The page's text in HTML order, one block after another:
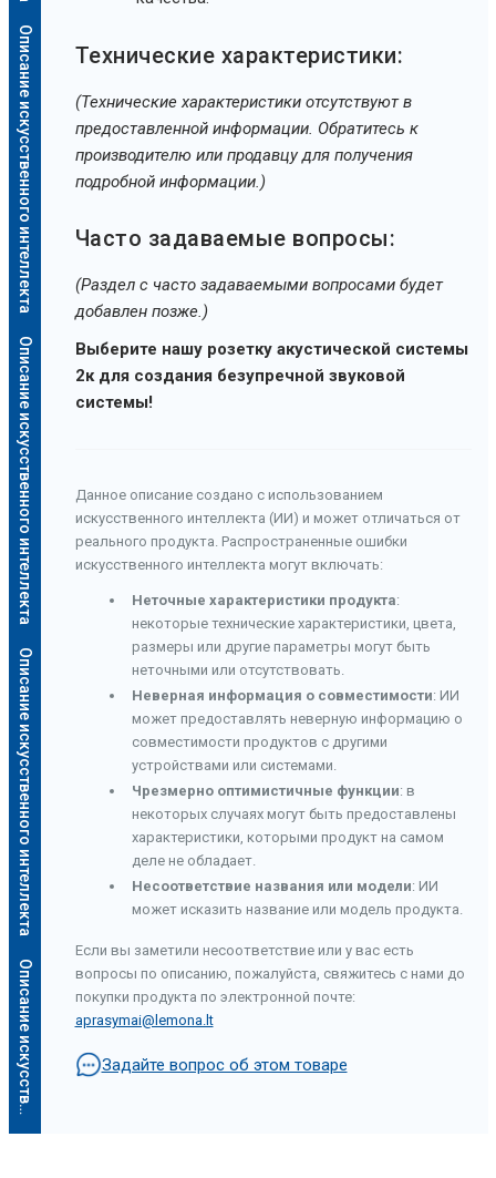
Описание искусственного интеллекта
Описание искусственного интеллекта
Описание искусственного интеллекта
О
п
и
с
а
н
и
е
и
с
к
у
с
с
т
в
е
н
н
о
г
о
и
н
т
е
л
л
е
к
т
а
Технические характеристики:
(Технические характеристики отсутствуют в
предоставленной информации. Обратитесь к
производителю или продавцу для получения
подробной информации.)
Часто задаваемые вопросы:
(Раздел с часто задаваемыми вопросами будет
добавлен позже.)
Выберите нашу розетку акустической системы
2к для создания безупречной звуковой
системы!
Данное описание создано с использованием
искусственного интеллекта (ИИ) и может отличаться от
реального продукта. Распространенные ошибки
искусственного интеллекта могут включать:
Неточные характеристики продукта:
некоторые технические характеристики, цвета,
размеры или другие параметры могут быть
неточными или отсутствовать.
Неверная информация о совместимости: ИИ
может предоставлять неверную информацию о
совместимости продуктов с другими
устройствами или системами.
Чрезмерно оптимистичные функции: в
некоторых случаях могут быть предоставлены
характеристики, которыми продукт на самом
деле не обладает.
Несоответствие названия или модели: ИИ
может исказить название или модель продукта.
Если вы заметили несоответствие или у вас есть
вопросы по описанию, пожалуйста, свяжитесь с нами до
покупки продукта по электронной почте:
aprasymai@lemona.lt
Задайте вопрос об этом товаре